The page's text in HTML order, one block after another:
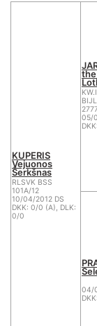
KUPERIS
Vejuonos
Šerkšnas
RLSVK BSS
101A/12
10/04/2012 DS
DKK: 0/0 (A), DLK:
0/0
05/
04/